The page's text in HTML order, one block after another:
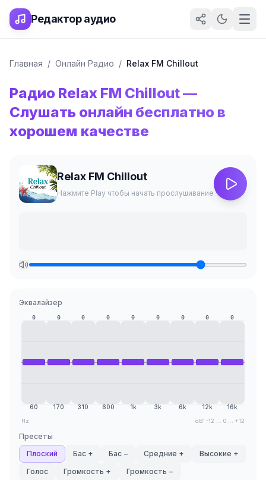
Редактор аудио
Главная / Онлайн Радио / Relax FM Chillout
Радио Relax FM Chillout—
Слушать онлайн бесплатно в
хорошем качестве
Relax FM Chillout
Нажмите Play чтобы начать прослушивание
Эквалайзер
0
60
0
170
0
310
0
600
0
1k
0
3k
0
6k
0
12k
0
16k
Hz dB: -12 ... 0 ... +12
Пресеты
Плоский
Бас + Бас − Средние +
Высокие +
Голос
Громкость + Громкость −